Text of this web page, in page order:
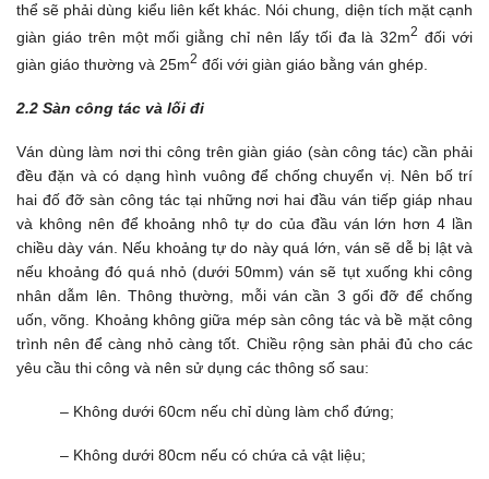
thể sẽ phải dùng kiểu liên kết khác. Nói chung, diện tích mặt cạnh
giàn giáo trên một mối giằng chỉ nên lấy tối đa là 32m2 đối với
giàn giáo thường và 25m2 đối với giàn giáo bằng ván ghép.
2.2 Sàn công tác và lối đi
Ván dùng làm nơi thi công trên giàn giáo (sàn công tác) cần phải
đều đặn và có dạng hình vuông để chống chuyển vị. Nên bố trí
hai đố đỡ sàn công tác tại những nơi hai đầu ván tiếp giáp nhau
và không nên để khoảng nhô tự do của đầu ván lớn hơn 4 lần
chiều dày ván. Nếu khoảng tự do này quá lớn, ván sẽ dễ bị lật và
nếu khoảng đó quá nhỏ (dưới 50mm) ván sẽ tụt xuống khi công
nhân dẫm lên. Thông thường, mỗi ván cần 3 gối đỡ để chống
uốn, võng. Khoảng không giữa mép sàn công tác và bề mặt công
trình nên để càng nhỏ càng tốt. Chiều rộng sàn phải đủ cho các
yêu cầu thi công và nên sử dụng các thông số sau:
– Không dưới 60cm nếu chỉ dùng làm chổ đứng;
– Không dưới 80cm nếu có chứa cả vật liệu;